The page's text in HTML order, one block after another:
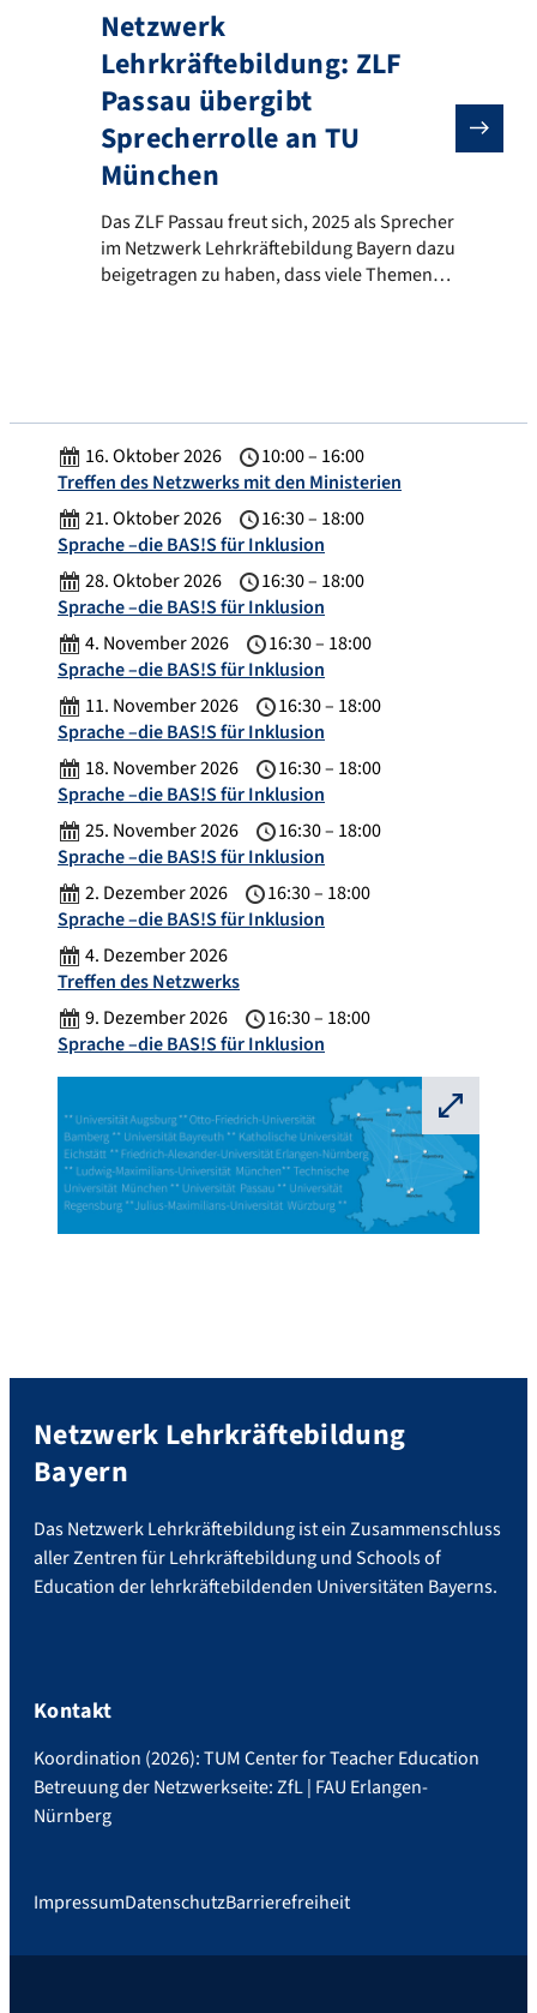
Netzwerk
Lehrkräftebildung: ZLF
Passau übergibt
Sprecherrolle an TU
München
Das ZLF Passau freut sich, 2025 als Sprecher im
Das ZLF Passau freut sich, 2025 als Sprecher
im Netzwerk Lehrkräftebildung Bayern dazu
beigetragen zu haben, dass viele Themen
Education zu einem gemeinsamen
Netzwerktreffen nach Passau […]
16. Oktober 2026
10:00 – 16:00
Treffen des Netzwerks mit den Ministerien
21. Oktober 2026
16:30 – 18:00
Sprache –die BAS!S für Inklusion
28. Oktober 2026
16:30 – 18:00
Sprache –die BAS!S für Inklusion
4. November 2026
16:30 – 18:00
Sprache –die BAS!S für Inklusion
11. November 2026
16:30 – 18:00
Sprache –die BAS!S für Inklusion
18. November 2026
16:30 – 18:00
Sprache –die BAS!S für Inklusion
25. November 2026
16:30 – 18:00
Sprache –die BAS!S für Inklusion
2. Dezember 2026
16:30 – 18:00
Sprache –die BAS!S für Inklusion
4. Dezember 2026
Treffen des Netzwerks
9. Dezember 2026
16:30 – 18:00
Sprache –die BAS!S für Inklusion
⛶
Netzwerk Lehrkräftebildung
Bayern
Das Netzwerk Lehrkräftebildung ist ein Zusammenschluss
aller Zentren für Lehrkräftebildung und Schools of
Education der lehrkräftebildenden Universitäten Bayerns.
Kontakt
Koordination (2026): TUM Center for Teacher Education
Betreuung der Netzwerkseite: ZfL | FAU Erlangen-
Nürnberg
ImpressumDatenschutzBarrierefreiheit